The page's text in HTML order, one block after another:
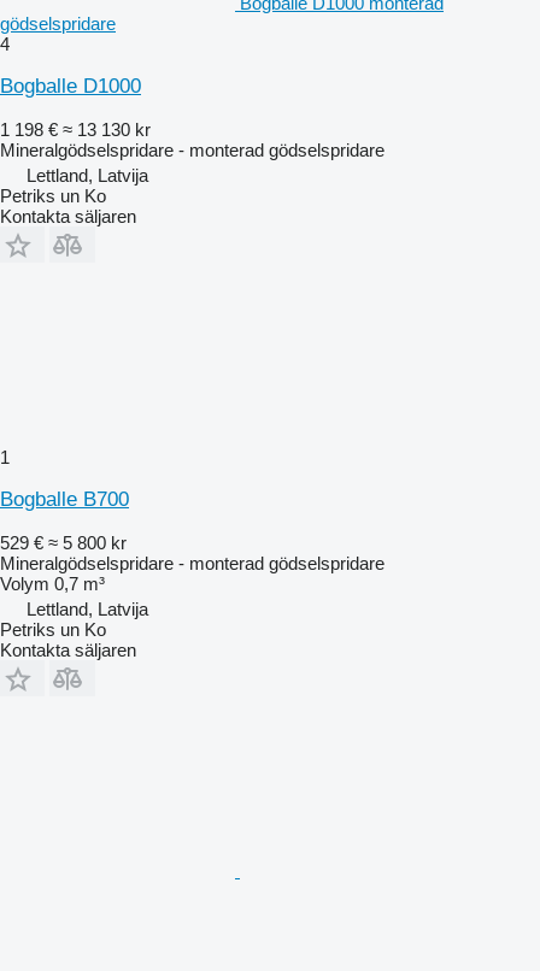
gödselspridare
4
Bogballe D1000
1 198 € ≈ 13 130 kr
Mineralgödselspridare - monterad gödselspridare
Lettland, Latvija
Petriks un Ko
Kontakta säljaren
1
Bogballe B700
529 € ≈ 5 800 kr
Mineralgödselspridare - monterad gödselspridare
Volym 0,7 m³
Lettland, Latvija
Petriks un Ko
Kontakta säljaren